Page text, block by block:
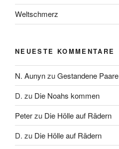
Weltschmerz
NEUESTE KOMMENTARE
N. AunynzuGestandene Paare
D. zu Die Noahs kommen
Peterzu Die Hölle auf Rädern
D. zu Die Hölle auf Rädern